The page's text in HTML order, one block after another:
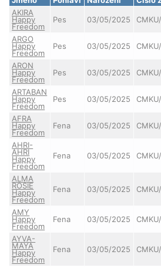
AKIRA
Happy
Freedom
Pes 03/05/2025
ARGO
Happy
Freedom
Pes 03/05/2025
ARON
Happy
Freedom
Pes 03/05/2025
ARTABAN
Happy
Freedom
Pes 03/05/2025
AFRA
Happy
Freedom
Fena 03/05/2025
AHRI-
AHRI
Happy
Freedom
Fena 03/05/2025
ALMA
ROSIE
Happy
Freedom
Fena 03/05/2025
AMY
Happy
Freedom
Fena 03/05/2025
AYVA-
MAYA
Happy
Freedom
Fena 03/05/2025